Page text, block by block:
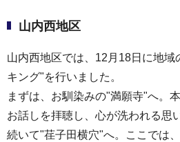
山内西地区
山内西地区では、12月18日に地域
キング"を行いました。
まずは、お馴染みの"満願寺"へ。
お話しを拝聴し、心が洗われる思
続いて"荏子田横穴"へ。ここでは